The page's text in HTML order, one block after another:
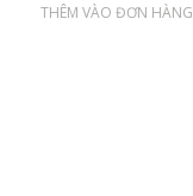
THÊM VÀO ĐƠN HÀNG